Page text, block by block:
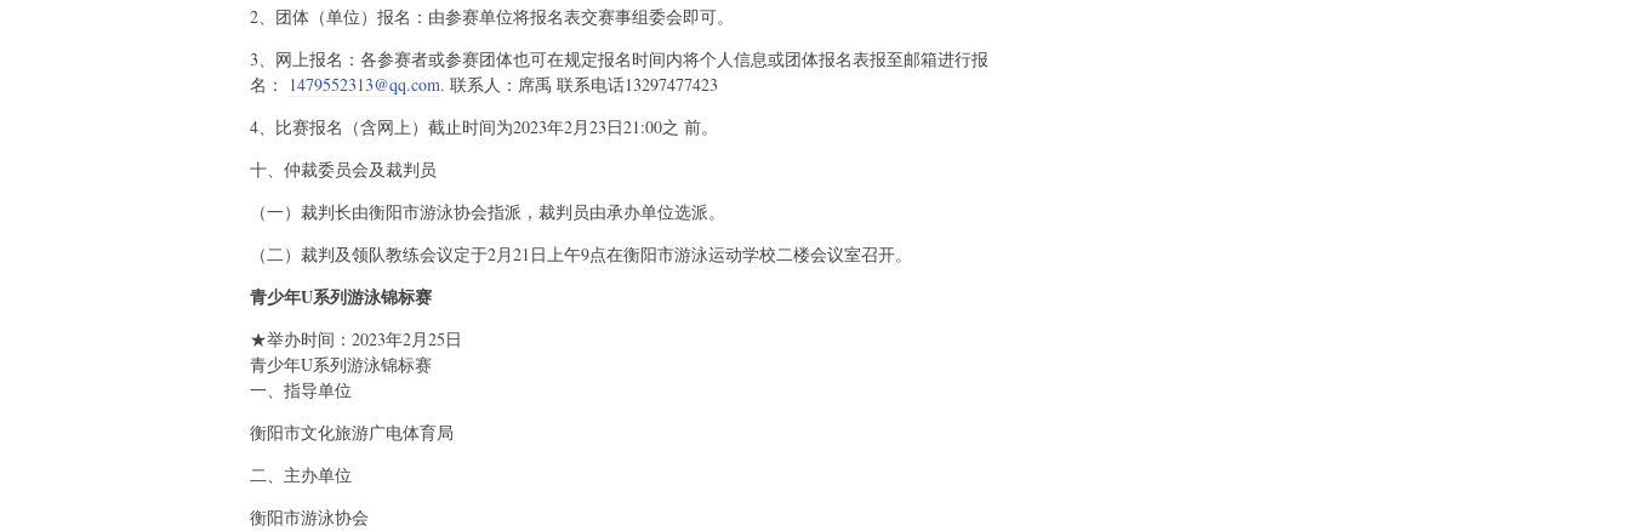
2、团体（单位）报名：由参赛单位将报名表交赛事组委会即可。
3、网上报名：各参赛者或参赛团体也可在规定报名时间内将个人信息或团体报名表报至邮箱进行报
名：
1479552313@qq.com. 联系人：席禹 联系电话13297477423
4、比赛报名（含网上）截止时间为2023年2月23日21:00之 前。
十、仲裁委员会及裁判员
（一）裁判长由衡阳市游泳协会指派，裁判员由承办单位选派。
（二）裁判及领队教练会议定于2月21日上午9点在衡阳市游泳运动学校二楼会议室召开。
青少年U系列游泳锦标赛
★举办时间：2023年2月25日
青少年U系列游泳锦标赛
一、指导单位
衡阳市文化旅游广电体育局
二、主办单位
衡阳市游泳协会